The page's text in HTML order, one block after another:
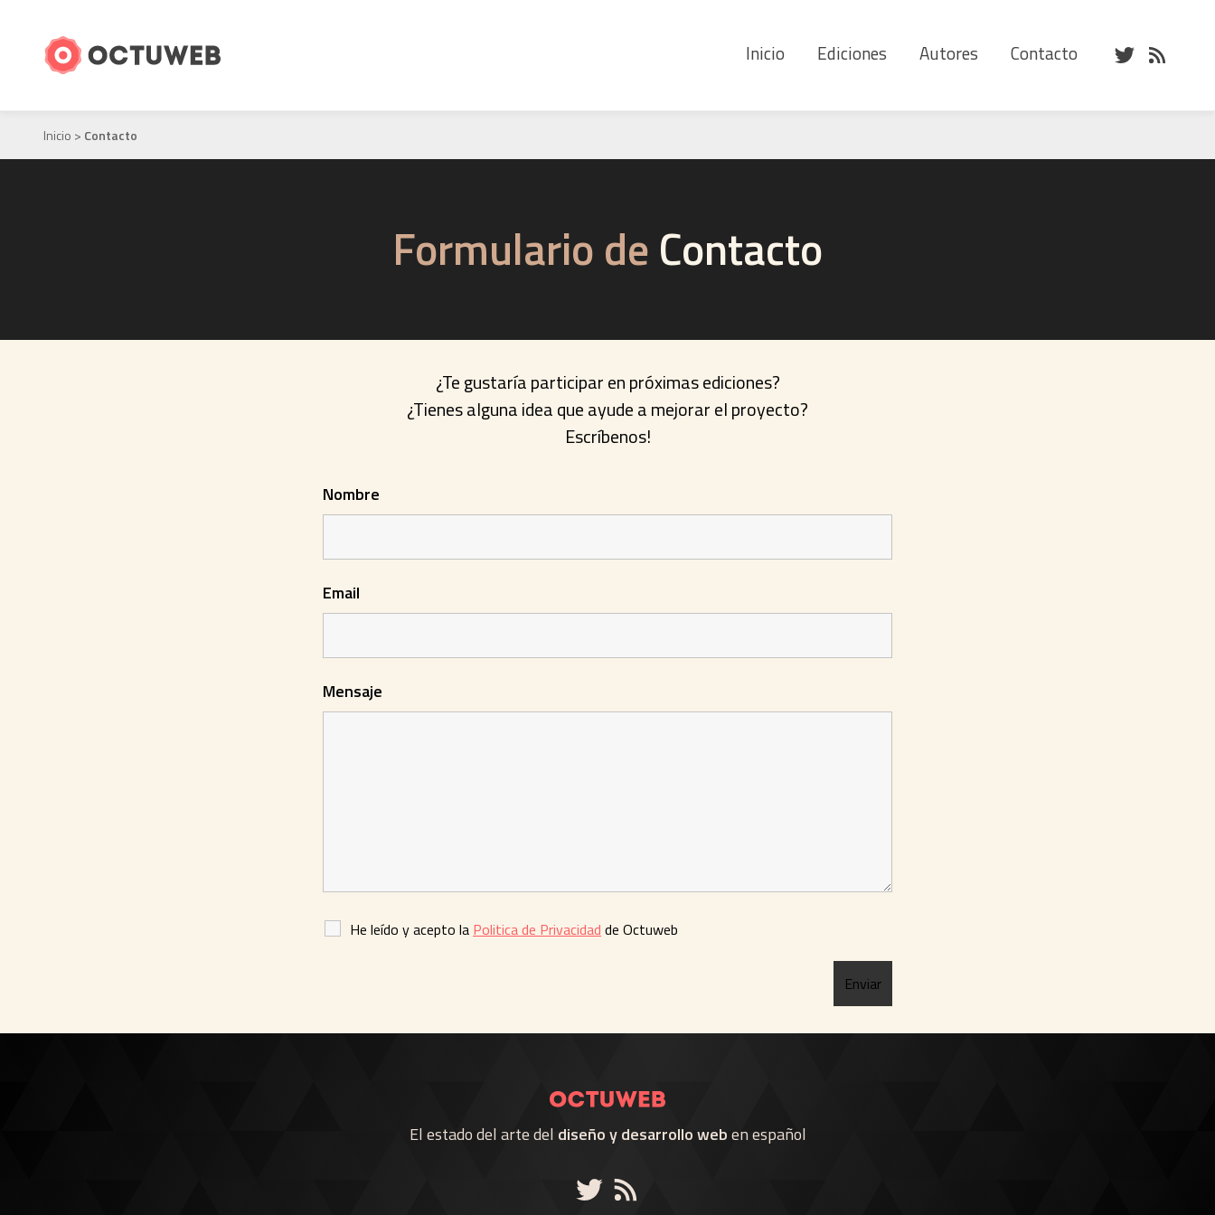
Inicio Ediciones Autores Contacto
Inicio > Contacto
Formulario deContacto
¿Te gustaría participar en próximas ediciones?
¿Tienes alguna idea que ayude a mejorar el proyecto?
Escríbenos!
Nombre
Email
Mensaje
He leído y acepto la Politica de Privacidad de Octuweb
El estado del arte del diseño y desarrollo weben español